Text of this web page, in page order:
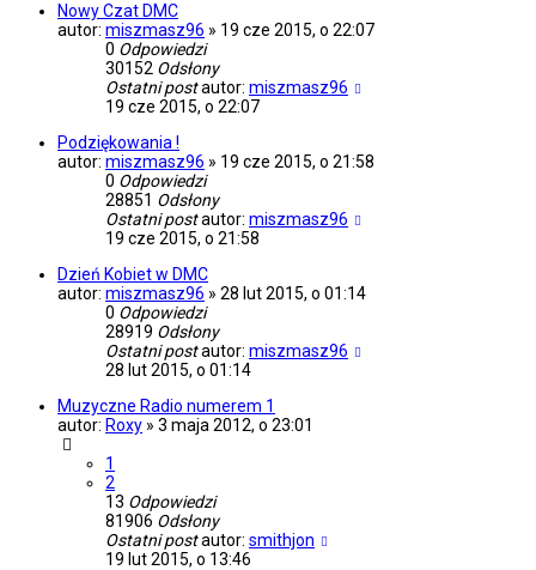
Nowy Czat DMC
autor: miszmasz96 » 19 cze 2015, o 22:07
0 Odpowiedzi
30152 Odsłony
Ostatni postautor: miszmasz96
19 cze 2015, o 22:07
Podziękowania !
autor: miszmasz96 » 19 cze 2015, o 21:58
0 Odpowiedzi
28851 Odsłony
Ostatni postautor: miszmasz96
19 cze 2015, o 21:58
Dzień Kobiet w DMC
autor: miszmasz96 » 28 lut 2015, o 01:14
0 Odpowiedzi
28919 Odsłony
Ostatni postautor: miszmasz96
28 lut 2015, o 01:14
Muzyczne Radio numerem 1
autor: Roxy » 3 maja 2012, o 23:01
1
2
13 Odpowiedzi
81906 Odsłony
Ostatni postautor: smithjon
19 lut 2015, o 13:46